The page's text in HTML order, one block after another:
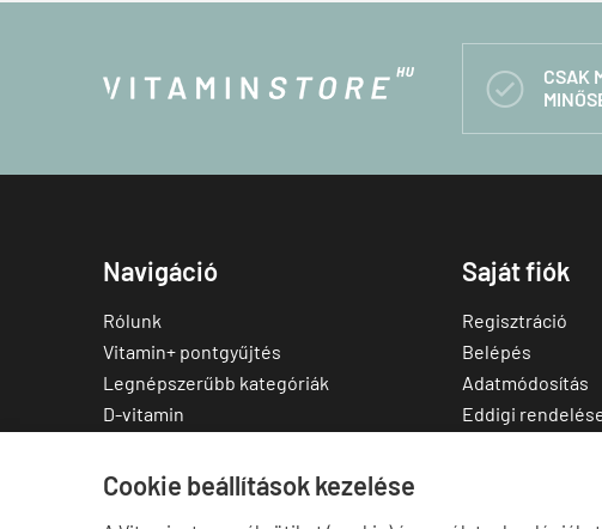
Cookie beállítások kezelése

CSAK
Navigáció
Rólunk
Vitamin+ pontgyűjtés
Legnépszerűbb kategóriák
D-vitamin
Multivitamin
Saját fiók
Regisztráció
Belépés
Adatmódosítás
Eddigi